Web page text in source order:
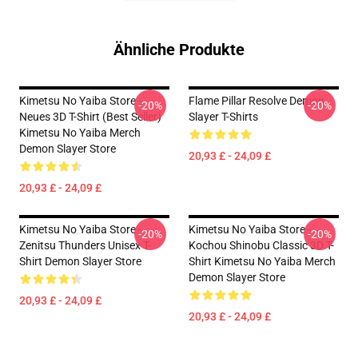
Ähnliche Produkte
Kimetsu No Yaiba Store -
Neues 3D T-Shirt (Best Seller)
Kimetsu No Yaiba Merch
Demon Slayer Store
20,93 £ - 24,09 £
-20%
Flame Pillar Resolve Demon
Slayer T-Shirts
20,93 £ - 24,09 £
-20%
Kimetsu No Yaiba Store -
Zenitsu Thunders Unisex T-
Shirt Demon Slayer Store
20,93 £ - 24,09 £
-20%
Kimetsu No Yaiba Store -
Kochou Shinobu Classic 3D T-
Shirt Kimetsu No Yaiba Merch
Demon Slayer Store
20,93 £ - 24,09 £
-20%